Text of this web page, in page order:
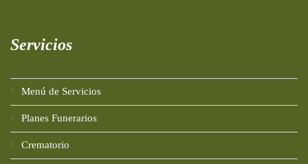
Servicios
Menú de Servicios
Planes Funerarios
Crematorio